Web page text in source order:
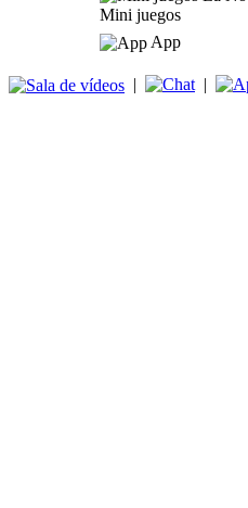
Mini juegos
App
| |